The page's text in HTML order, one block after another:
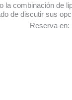
la combinación de
de discutir sus
Reserva en: